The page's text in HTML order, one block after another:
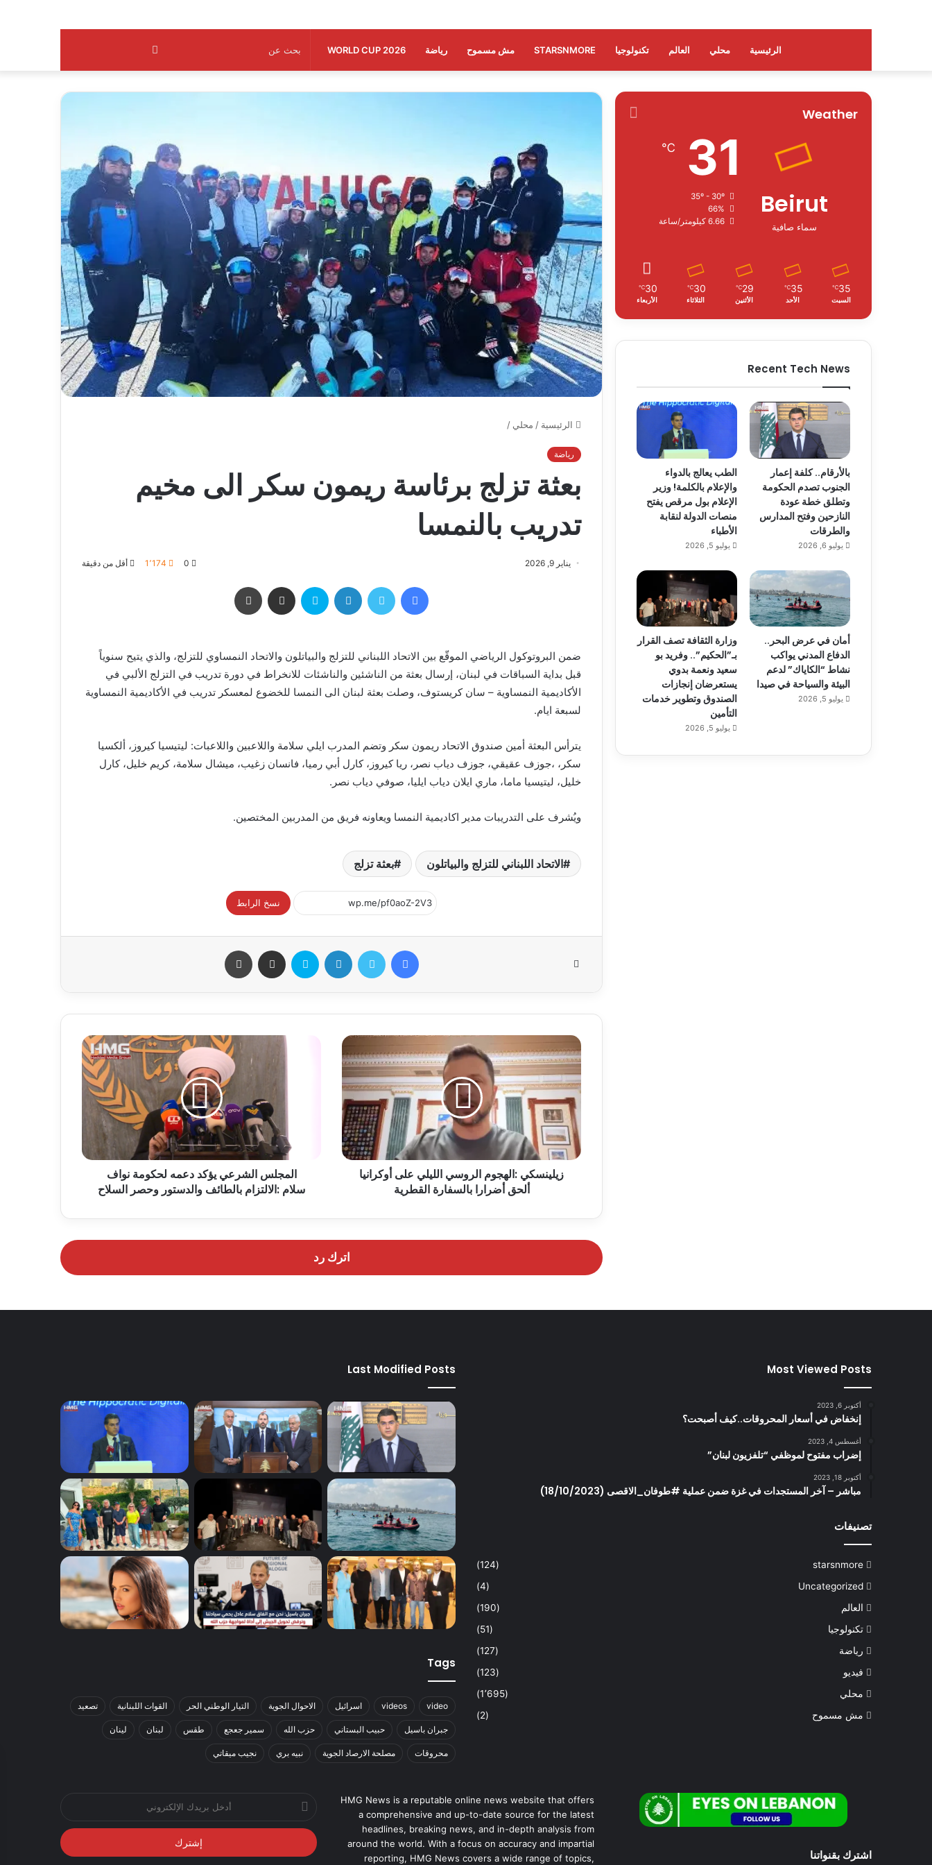
الرئيسية محلي العالم تكنولوجيا STARSNMORE مش مسموح رياضة WORLD CUP 2026
الرئيسية / محلي /
رياضة
بعثة تزلج برئاسة ريمون سكر الى مخيم
تدريب بالنمسا
يناير 9, 2026 0 1٬174 أقل من دقيقة
ضمن البروتوكول الرياضي الموقّع بين الاتحاد اللبناني للتزلج والبياتلون والاتحاد النمساوي للتزلج، والذي يتيح سنوياً
قبل بداية السباقات في لبنان، إرسال بعثة من الناشئين والناشئات للانخراط في دورة تدريب في التزلج الألبي في
الأكاديمية النمساوية – سان كريستوف، وصلت بعثة لبنان الى النمسا للخضوع لمعسكر تدريب في الأكاديمية النمساوية
لسبعة ايام.
يترأس البعثة أمين صندوق الاتحاد ريمون سكر وتضم المدرب ايلي سلامة واللاعبين واللاعبات: ليتيسيا كيروز، ألكسيا
سكر، ،جوزف عقيقي، جوزف دياب نصر، ريا كيروز، كارل أبي رميا، فانسان زغيب، ميشال سلامة، كريم خليل، كارل
خليل، ليتيسيا ماما، ماري ايلان دياب ايليا، صوفي دياب نصر.
ويُشرف على التدريبات مدير اكاديمية النمسا ويعاونه فريق من المدربين المختصين.
الاتحاد اللبناني للتزلج والبياتلون بعثة تزلج
نسخ الرابط
زيلينسكي :الهجوم الروسي الليلي على أوكرانيا
ألحق أضرارا بالسفارة القطرية
المجلس الشرعي يؤكد دعمه لحكومة نواف
سلام :الالتزام بالطائف والدستور وحصر السلاح
اترك رد
Weather
Beirut
سماء صافية
31
℃
66%
6.66 كيلومتر/ساعة
35
℃
السبت
35
℃
الأحد
29
℃
الأثنين
30
℃
الثلاثاء
30
℃
الأربعاء
Recent Tech News
بالأرقام.. كلفة إعمار
الجنوب تصدم الحكومة
وتطلق خطة عودة
النازحين وفتح المدارس
والطرقات
يوليو 6, 2026
الطب يعالج بالدواء
والإعلام بالكلمة! وزير
الإعلام بول مرقص يفتح
منصات الدولة لنقابة
الأطباء
يوليو 5, 2026
أمان في عرض البحر..
الدفاع المدني يواكب
نشاط “الكاياك” لدعم
البيئة والسياحة في صيدا
يوليو 5, 2026
وزارة الثقافة تصف القرار
بـ”الحكيم”.. وفريد بو
سعيد ونعمة بدوي
يستعرضان إنجازات
الصندوق وتطوير خدمات
التأمين
يوليو 5, 2026
Most Viewed Posts
أكتوبر 6, 2023
إنخفاض في أسعار المحروقات..كيف أصبحت؟
أغسطس 4, 2023
إضراب مفتوح لموظفي “تلفزيون لبنان”
أكتوبر 18, 2023
مباشر – آخر المستجدات في غزة ضمن عملية #طوفان_الاقصى (18/10/2023)
تصنيفات
starsnmore
(124)
Uncategorized
(4)
العالم
(190)
تكنولوجيا
(51)
رياضة
(127)
فيديو
(123)
محلي
(1٬695)
مش مسموح
(2)
Last Modified Posts
Tags
video
videos اسرائيل الاحوال الجوية التيار الوطني الحر القوات اللبنانية تصعيد
جبران باسيل حبيب البستاني حزب الله سمير جعجع طقس لبنان لينان
محروقات مصلحة الارصاد الجوية نبيه بري نجيب ميقاتي
اشترك بقنواتنا
HMG News is a reputable online news website that offers
a comprehensive and up-to-date source for the latest
headlines, breaking news, and in-depth analysis from
around the world. With a focus on accuracy and impartial
reporting, HMG News covers a wide range of topics,
بريدك
الإلكتروني